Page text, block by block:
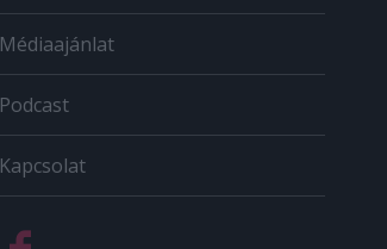
Médiaajánlat
Podcast
Kapcsolat